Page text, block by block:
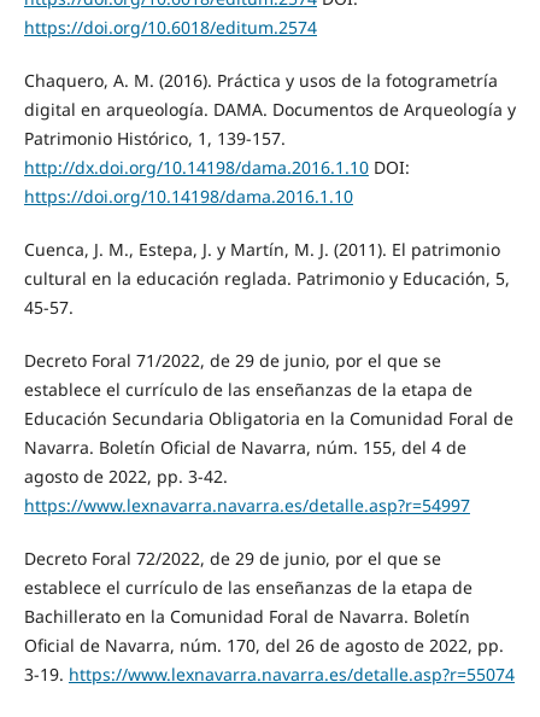
https://doi.org/10.6018/editum.2574
Chaquero, A. M. (2016). Práctica y usos de la fotogrametría
digital en arqueología. DAMA. Documentos de Arqueología y
Patrimonio Histórico, 1, 139-157.
http://dx.doi.org/10.14198/dama.2016.1.10DOI:
https://doi.org/10.14198/dama.2016.1.10
Cuenca, J. M., Estepa, J. y Martín, M. J. (2011). El patrimonio
cultural en la educación reglada. Patrimonio y Educación, 5,
45-57.
Decreto Foral 71/2022, de 29 de junio, por el que se
establece el currículo de las enseñanzas de la etapa de
Educación Secundaria Obligatoria en la Comunidad Foral de
Navarra. Boletín Oficial de Navarra, núm. 155, del 4 de
agosto de 2022, pp. 3-42.
https://www.lexnavarra.navarra.es/detalle.asp?r=54997
Decreto Foral 72/2022, de 29 de junio, por el que se
establece el currículo de las enseñanzas de la etapa de
Bachillerato en la Comunidad Foral de Navarra. Boletín
Oficial de Navarra, núm. 170, del 26 de agosto de 2022, pp.
3-19. https://www.lexnavarra.navarra.es/detalle.asp?r=55074